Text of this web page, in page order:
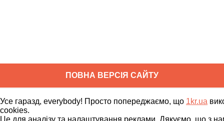
ПОВНА ВЕРСІЯ САЙТУ
Copyright ©
Всі права захищені
Усе гаразд, everybody! Просто попереджаємо, що 1kr.ua
cookies.
Це для аналізу та налаштування реклами. Дякуємо, що з